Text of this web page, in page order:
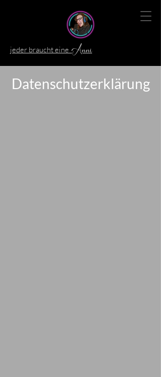
jeder braucht eineAnni
Datenschutzerklärung